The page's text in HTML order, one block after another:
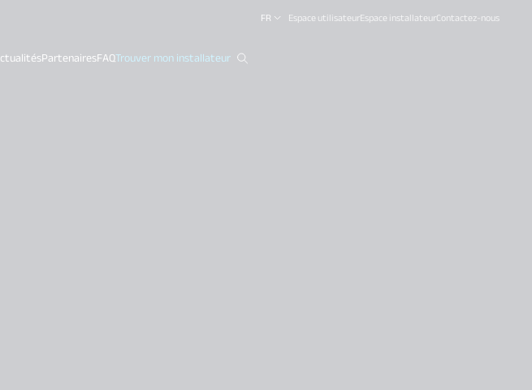
FR Espace utilisateurEspace installateurContactez-nous
PartenairesFAQTrouver mon installateur